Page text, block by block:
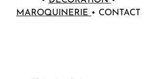
MAROQUINERIE • CONTACT